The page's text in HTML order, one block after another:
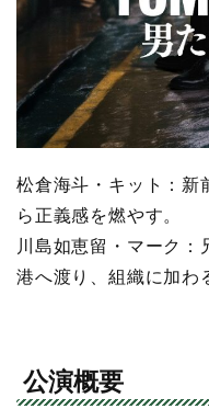
松倉海斗・キット：新
ら正義感を燃やす。
川島如恵留・マーク：
港へ渡り、組織に加わ
公演概要